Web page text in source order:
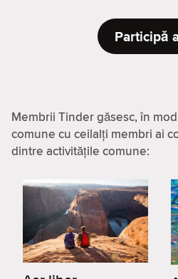
Participă
Membrii Tinder găsesc, în
comune cu ceilalți membri ai
dintre activitățile comune: